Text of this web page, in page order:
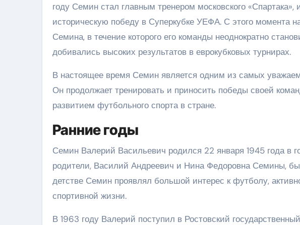
году Семин стал главным тренером московского «Спартака»,
историческую победу в Суперкубке УЕФА. С этого момента
Семина, в течение которого его команды неоднократно
добивались высоких результатов в еврокубковых турнирах.
В настоящее время Семин является одним из самых
Он продолжает тренировать и приносить победы своей
развитием футбольного спорта в стране.
Ранние годы
Семин Валерий Васильевич родился 22 января 1945 года в
родители, Василий Андреевич и Нина Федоровна Семины,
детстве Семин проявлял большой интерес к футболу,
спортивной жизни.
В 1963 году Валерий поступил в Ростовский